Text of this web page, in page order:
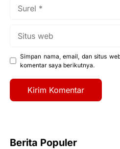
Simpan nama, email, dan situs
komentar saya berikutnya.
Berita Populer